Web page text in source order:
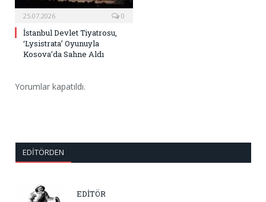
25.07.2026 0
İstanbul Devlet Tiyatrosu,
‘Lysistrata’ Oyunuyla
Kosova’da Sahne Aldı
Yorumlar kapatıldı.
EDITÖRDEN
EDİTÖR